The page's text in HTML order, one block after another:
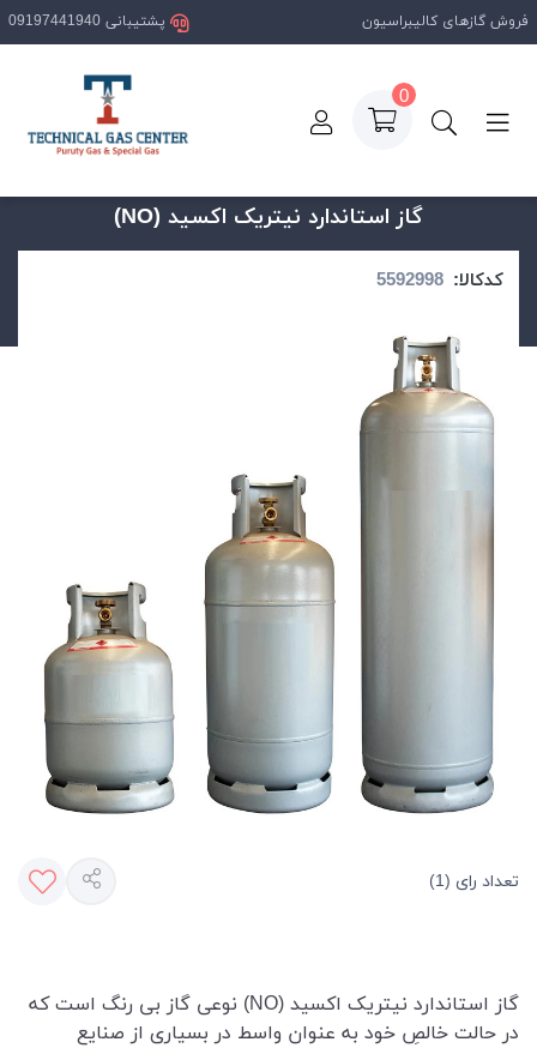
گاز استاندارد نیتریک اکسید (NO)
کدکالا:
تعداد رای (1)
گاز استاندارد نیتریک اکسید (NO) نوعی گاز بی رنگ است که
در حالت خالصِ خود به عنوان واسط در بسیاری از صنایع
فروش گازهای کالیبراسیون پشتیبانی 09197441940
0